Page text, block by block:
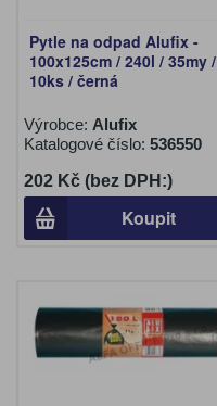
Pytle na odpad Alufix -
100x125cm / 240l / 35my /
10ks / černá
Výrobce: Alufix
Katalogové číslo: 536550
202 Kč (bez DPH:)
Koupit